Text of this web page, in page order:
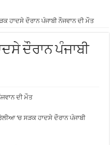
ਹਾਦਸੇ ਦੌਰਾਨ ਪੰਜਾਬੀ ਨੌਜਵਾਨ ਦੀ ਮੌਤ
ਦੌਰਾਨ ਪੰਜਾਬੀ
ਦੀ ਮੌਤ
‘ਚ ਸੜਕ ਹਾਦਸੇ ਦੌਰਾਨ ਪੰਜਾਬੀ